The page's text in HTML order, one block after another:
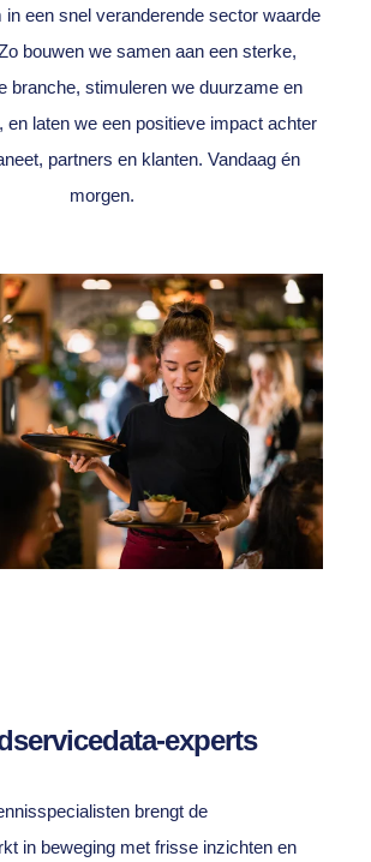
in een snel veranderende sector waarde
bouwen we samen aan een sterke,
branche, stimuleren we duurzame en
en laten we een positieve impact achter
partners en klanten. Vandaag én
morgen.
experts
brengt de
in beweging met frisse inzichten en